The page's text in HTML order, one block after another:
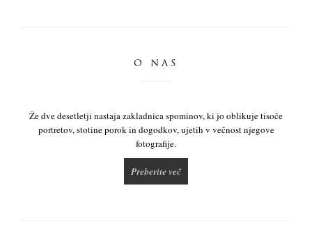
O NAS
Že dve desetletji nastaja zakladnica spominov, ki jo oblikuje tisoče
portretov, stotine porok in dogodkov, ujetih v večnost njegove
fotografije.
Preberite več